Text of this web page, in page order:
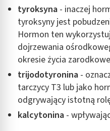
tyroksyna - inaczej
tyroksyny jest
Hormon ten
dojrzewania
okresie życia
trijodotyronina -
tarczycy T3 lub jako
odgrywający istotną
kalcytonina -